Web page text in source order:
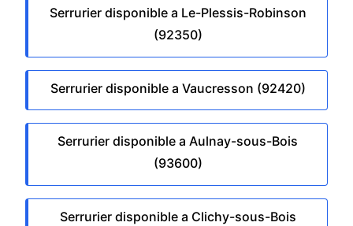
Serrurier disponible a Le-Plessis-Robinson
(92350)
Serrurier disponible a Vaucresson (92420)
Serrurier disponible a Aulnay-sous-Bois
(93600)
Serrurier disponible a Clichy-sous-Bois